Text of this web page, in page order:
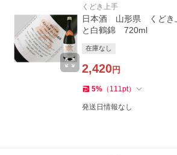
くどき上手
日本酒 山形県 くど
と白鶴錦 720ml
在庫なし
2,420円
5% （ 111pt）
発送日情報なし